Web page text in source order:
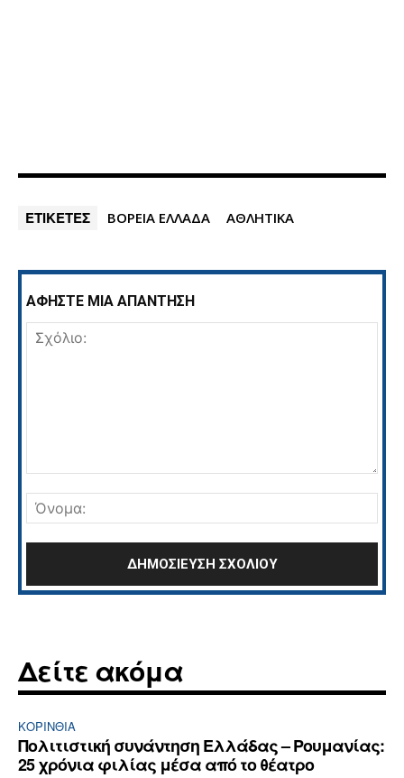
ΕΤΙΚΕΤΕΣ ΒΌΡΕΙΑ ΕΛΛΆΔΑ ΑΘΛΗΤΙΚΑ
ΑΦΗΣΤΕ ΜΙΑ ΑΠΑΝΤΗΣΗ
Δείτε ακόμα
ΚΟΡΙΝΘΊΑ
Πολιτιστική συνάντηση Ελλάδας – Ρουμανίας:
25 χρόνια φιλίας μέσα από το θέατρο